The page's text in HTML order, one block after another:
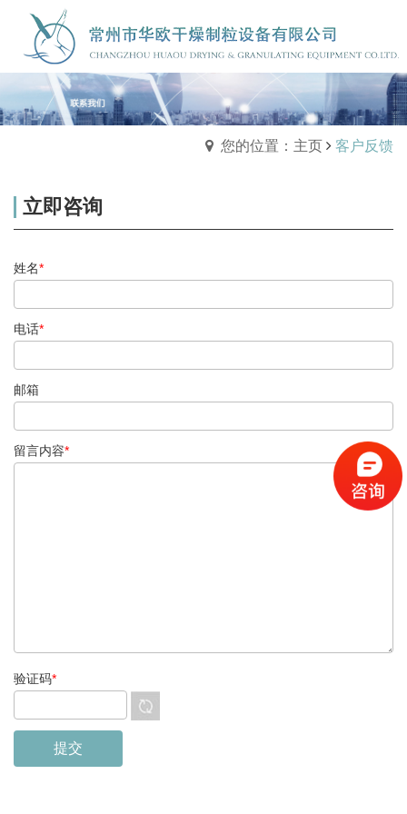
您的位置：主页 客户反馈
立即咨询
姓名*
电话*
邮箱
留言内容*
验证码*